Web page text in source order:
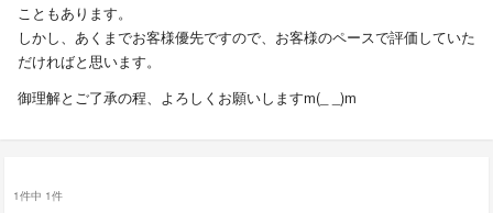
こともあります。
しかし、あくまでお客様優先ですので、お客様のペースで評価していた
だければと思います。
御理解とご了承の程、よろしくお願いしますm(_ _)m
1件中 1件